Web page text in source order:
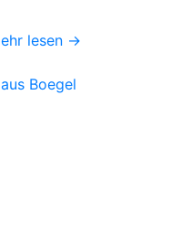
lesen →
Boegel